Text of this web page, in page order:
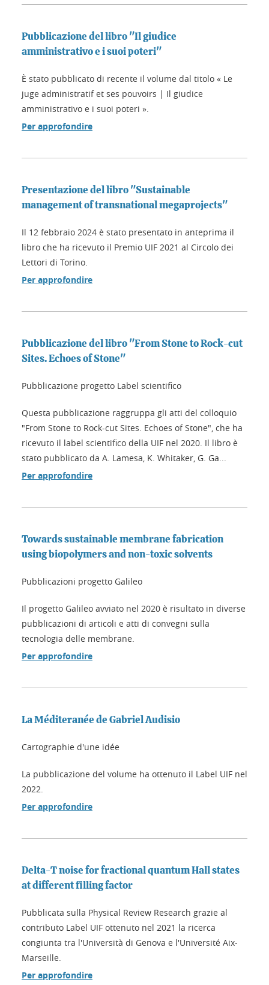
Pubblicazione del libro "Il giudice
amministrativo e i suoi poteri"
È stato pubblicato di recente il volume dal titolo « Le
juge administratif et ses pouvoirs | Il giudice
amministrativo e i suoi poteri ».
Per approfondire
Presentazione del libro "Sustainable
management of transnational megaprojects"
Il 12 febbraio 2024 è stato presentato in anteprima il
libro che ha ricevuto il Premio UIF 2021 al Circolo dei
Lettori di Torino.
Per approfondire
Pubblicazione del libro "From Stone to Rock-cut
Sites. Echoes of Stone"
Pubblicazione progetto Label scientifico
Questa pubblicazione raggruppa gli atti del colloquio
"From Stone to Rock-cut Sites. Echoes of Stone", che ha
ricevuto il label scientifico della UIF nel 2020. Il libro è
stato pubblicato da A. Lamesa, K. Whitaker, G. Ga...
Per approfondire
Towards sustainable membrane fabrication
using biopolymers and non-toxic solvents
Pubblicazioni progetto Galileo
Il progetto Galileo avviato nel 2020 è risultato in diverse
pubblicazioni di articoli e atti di convegni sulla
tecnologia delle membrane.
Per approfondire
La Méditeranée de Gabriel Audisio
Cartographie d'une idée
La pubblicazione del volume ha ottenuto il Label UIF nel
2022.
Per approfondire
Delta-T noise for fractional quantum Hall states
at different filling factor
Pubblicata sulla Physical Review Research grazie al
contributo Label UIF ottenuto nel 2021 la ricerca
congiunta tra l'Università di Genova e l'Université Aix-
Marseille.
Per approfondire